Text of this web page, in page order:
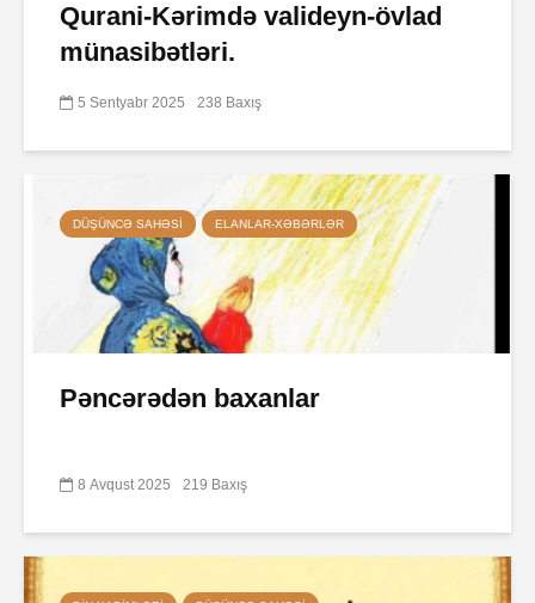
Qurani-Kərimdə valideyn-övlad
münasibətləri.
5 Sentyabr 2025 238 Baxış
DÜŞÜNCƏ SAHƏSI ELANLAR-XƏBƏRLƏR
Pəncərədən baxanlar
8 Avqust 2025 219 Baxış